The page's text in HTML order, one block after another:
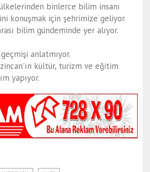
binlerce bilim insanı
konuşmak için şehrimize geliyor.
bilim gündeminde yer alıyor.
anlatmıyor.
kültür, turizm ve eğitim
yapıyor.